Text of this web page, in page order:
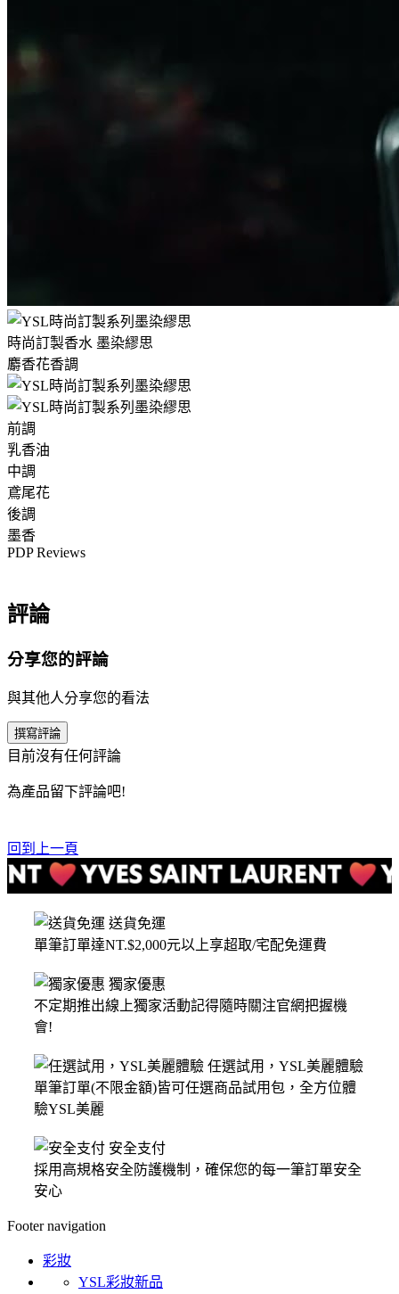
時尚訂製香水 墨染繆思
麝香花香調
前調
乳香油
中調
鳶尾花
後調
墨香
PDP Reviews
評論
分享您的評論
與其他人分享您的看法
撰寫評論
目前沒有任何評論
為產品留下評論吧!
回到上一頁
送貨免運
單筆訂單達NT.$2,000元以上享超取/宅配免運費
獨家優惠
不定期推出線上獨家活動記得隨時關注官網把握機
會!
任選試用，YSL美麗體驗
單筆訂單(不限金額)皆可任選商品試用包，全方位體
驗YSL美麗
安全支付
採用高規格安全防護機制，確保您的每一筆訂單安全
安心
Footer navigation
彩妝
YSL彩妝新品